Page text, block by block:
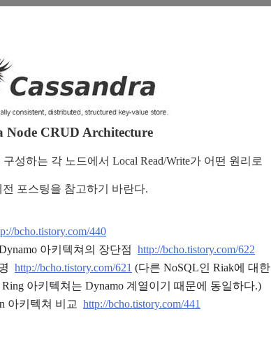
Node CRUD Architecture
성하는 각 노드에서 Local Read/Write가 어떤 원리로
전 포스팅을 참고하기 바란다.
bcho.tistory.com/440
아키텍쳐의 장단점 http://bcho.tistory.com/622
http://bcho.tistory.com/621 (다른 NoSQL인 Riak에 대한
아키텍쳐는 Dynamo 계열이기 때문에 동일하다.)
아키텍쳐 비교 http://bcho.tistory.com/441